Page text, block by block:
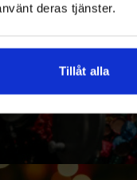
deras tjänster.
Tillåt alla